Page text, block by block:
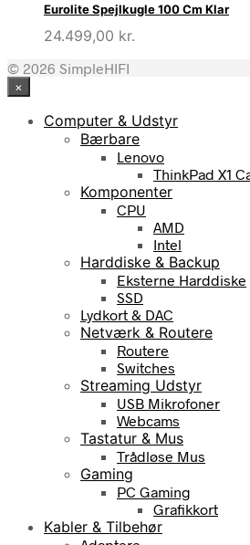
Eurolite Spejlkugle 100 Cm Klar
24.499,00 kr.
© 2026 SimpleHIFI
×
Computer & Udstyr
Bærbare
Lenovo
ThinkPad X1
Komponenter
CPU
AMD
Intel
Harddiske & Backup
Eksterne Harddiske
SSD
Lydkort & DAC
Netværk & Routere
Routere
Switches
Streaming Udstyr
USB Mikrofoner
Webcams
Tastatur & Mus
Trådløse Mus
Gaming
PC Gaming
Grafikkort
Kabler & Tilbehør